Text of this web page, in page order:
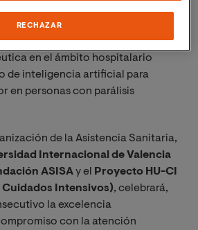
destacan estudios sobre
en pacientes oncohematológicos,
en el ámbito hospitalario
de inteligencia artificial para
en personas con parálisis
de la Asistencia Sanitaria,
Internacional de Valencia
ASISAy el
Proyecto HU-CI
Intensivos), celebrará,
la excelencia
con la atención
RECHAZAR